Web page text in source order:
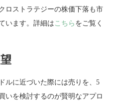
ロストラテジーの株価下落も市
います。詳細は こちら をご覧く
ルに近づいた際には売りを、5
いを検討するのが賢明なアプロ